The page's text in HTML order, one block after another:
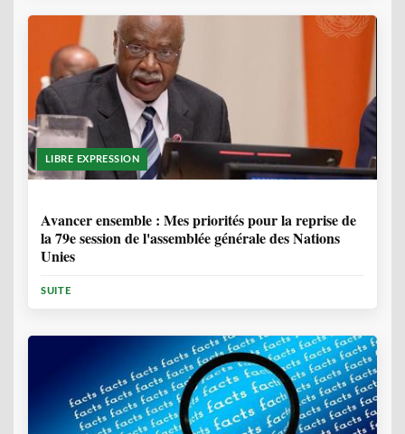
LIBRE EXPRESSION
Avancer ensemble : Mes priorités pour la reprise de
la 79e session de l'assemblée générale des Nations
Unies
SUITE